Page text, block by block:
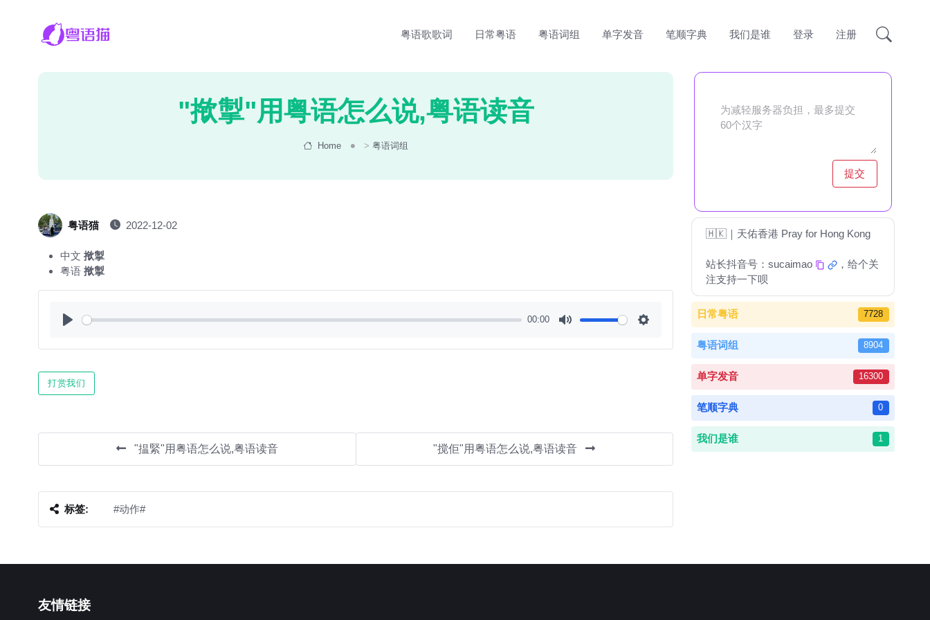
粤语歌歌词 日常粤语 粤语词组 单字发音 笔顺字典 我们是谁 登录 注册
"揿掣"用粤语怎么说,粤语读音
Home >粤语词组
粤语猫 2022-12-02
中文 揿掣
粤语 揿掣
00:00
打赏我们
"揾緊"用粤语怎么说,粤语读音 "搅佢"用粤语怎么说,粤语读音
标签: #动作#
提交
🇭🇰｜天佑香港 Pray for Hong Kong
站长抖音号： sucaimao
，给个关
注支持一下呗
日常粤语 7728
粤语词组 8904
单字发音 16300
笔顺字典 0
我们是谁 1
友情链接